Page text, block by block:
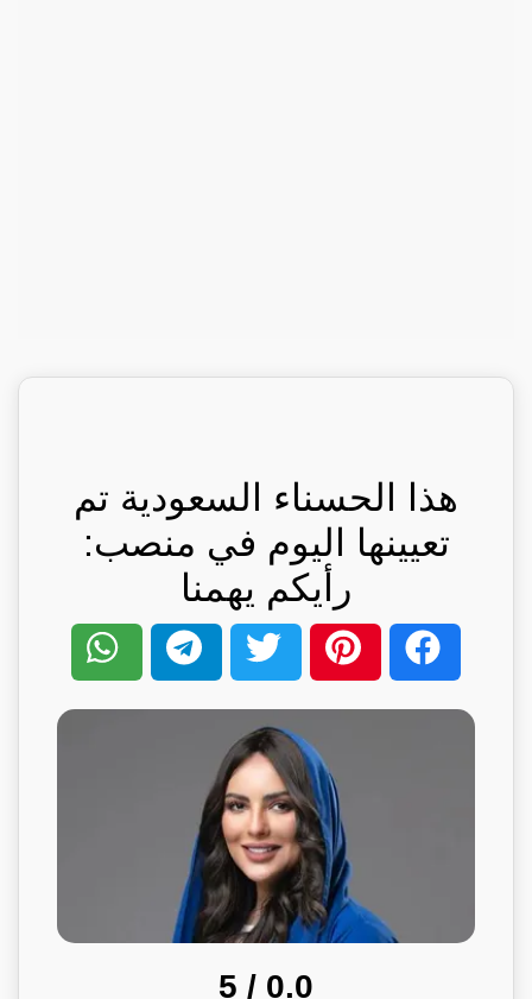
هذا الحسناء السعودية تم
تعيينها اليوم في منصب:
رأيكم يهمنا
0.0
/ 5